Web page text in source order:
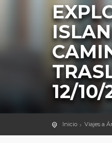
12/10/
Inicio Viajes a